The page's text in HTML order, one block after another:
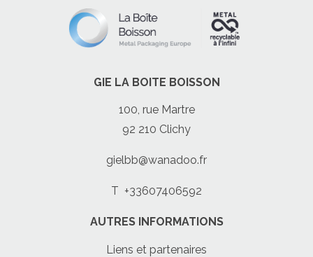
GIE LA BOITE BOISSON
100, rue Martre
92 210 Clichy
gielbb@wanadoo.fr
T +33607406592
AUTRES INFORMATIONS
Liens et partenaires